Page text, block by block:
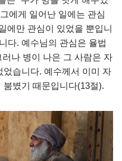
에게 일어난 일에는 관심
에만 관심이 있었을 뿐입니
다. 예수님의 관심은 율법
러나 병이 나은 그 사람은 자
습니다. 예수께서 이미 자
볐기 때문입니다(13절).